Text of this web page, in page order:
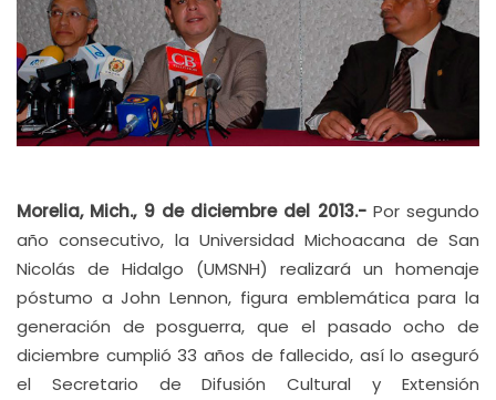
Morelia, Mich., 9 de diciembre del 2013.- Por segundo
año consecutivo, la Universidad Michoacana de San
Nicolás de Hidalgo (UMSNH) realizará un homenaje
póstumo a John Lennon, figura emblemática para la
generación de posguerra, que el pasado ocho de
diciembre cumplió 33 años de fallecido, así lo aseguró
el Secretario de Difusión Cultural y Extensión